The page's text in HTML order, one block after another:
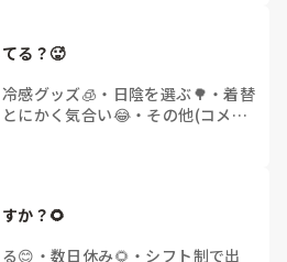
る？🥵
冷感グッズ🧊 ・ 日陰を選ぶ🌳 ・着替
とにかく気合い😂・ その他(コメン
か？🌻
😊 ・ 数日休み🌻 ・ シフト制で出